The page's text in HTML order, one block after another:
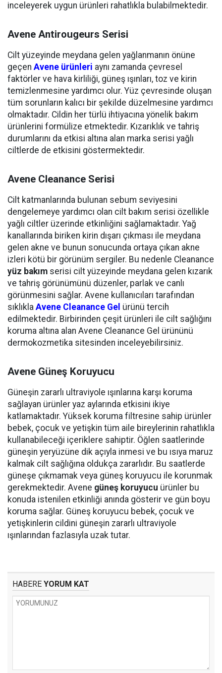
inceleyerek uygun ürünleri rahatlıkla bulabilmektedir.
Avene Antirougeurs Serisi
Cilt yüzeyinde meydana gelen yağlanmanın önüne
geçen Avene ürünleri aynı zamanda çevresel
faktörler ve hava kirliliği, güneş ışınları, toz ve kirin
temizlenmesine yardımcı olur. Yüz çevresinde oluşan
tüm sorunların kalıcı bir şekilde düzelmesine yardımcı
olmaktadır. Cildin her türlü ihtiyacına yönelik bakım
ürünlerini formülize etmektedir. Kızarıklık ve tahriş
durumlarını da etkisi altına alan marka serisi yağlı
ciltlerde de etkisini göstermektedir.
Avene Cleanance Serisi
Cilt katmanlarında bulunan sebum seviyesini
dengelemeye yardımcı olan cilt bakım serisi özellikle
yağlı ciltler üzerinde etkinliğini sağlamaktadır. Yağ
kanallarında biriken kirin dışarı çıkması ile meydana
gelen akne ve bunun sonucunda ortaya çıkan akne
izleri kötü bir görünüm sergiler. Bu nedenle Cleanance
yüz bakım serisi cilt yüzeyinde meydana gelen kızarık
ve tahriş görünümünü düzenler, parlak ve canlı
görünmesini sağlar. Avene kullanıcıları tarafından
sıklıkla Avene Cleanance Gel ürünü tercih
edilmektedir. Birbirinden çeşit ürünleri ile cilt sağlığını
koruma altına alan Avene Cleanance Gel ürününü
dermokozmetika sitesinden inceleyebilirsiniz.
Avene Güneş Koruyucu
Güneşin zararlı ultraviyole ışınlarına karşı koruma
sağlayan ürünler yaz aylarında etkisini ikiye
katlamaktadır. Yüksek koruma filtresine sahip ürünler
bebek, çocuk ve yetişkin tüm aile bireylerinin rahatlıkla
kullanabileceği içeriklere sahiptir. Öğlen saatlerinde
güneşin yeryüzüne dik açıyla inmesi ve bu ısıya maruz
kalmak cilt sağlığına oldukça zararlıdır. Bu saatlerde
güneşe çıkmamak veya güneş koruyucu ile korunmak
gerekmektedir. Avene güneş koruyucu ürünler bu
konuda istenilen etkinliği anında gösterir ve gün boyu
koruma sağlar. Güneş koruyucu bebek, çocuk ve
yetişkinlerin cildini güneşin zararlı ultraviyole
ışınlarından fazlasıyla uzak tutar.
HABERE YORUM KAT